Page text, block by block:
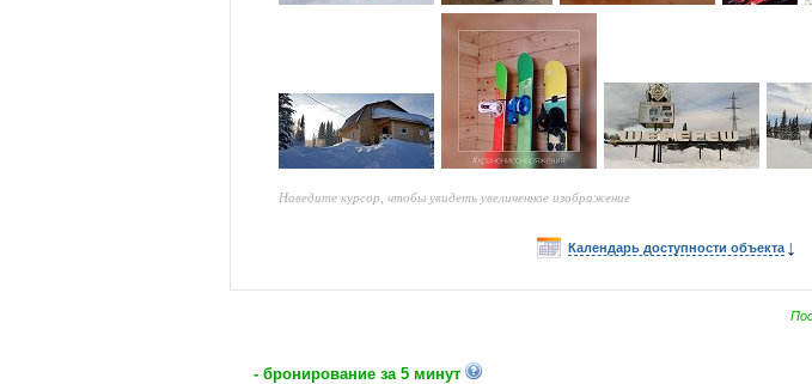
Наведите курсор, чтобы увидеть увеличенное изображение
Календарь доступности объекта
- бронирование за 5 минут